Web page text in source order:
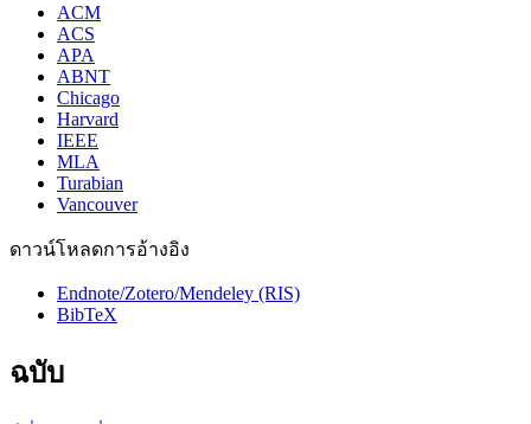
ACM
ACS
APA
ABNT
Chicago
Harvard
IEEE
MLA
Turabian
Vancouver
ดาวน์โหลดการอ้างอิง
Endnote/Zotero/Mendeley (RIS)
BibTeX
ฉบับ